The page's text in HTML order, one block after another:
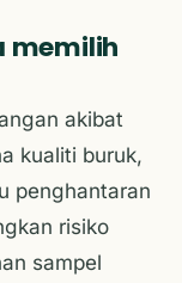
memilih
akibat
kualiti buruk,
penghantaran
risiko
sampel